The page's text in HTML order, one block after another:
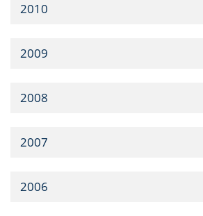
2010
2009
2008
2007
2006